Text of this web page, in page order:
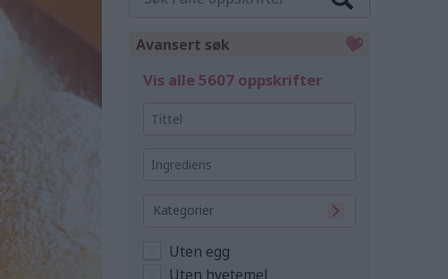
Avansert søk
Vis alle 5607 oppskrifter
Kategorier
Uten egg
Uten hvetemel